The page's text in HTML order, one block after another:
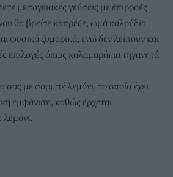
μεσογειακές γεύσεις με επιρροές
θα βρείτε καπρέζε, ωμά καλούδια
φυσικά ζυμαρικά, ενώ δεν λείπουν και
επιλογές όπως καλαμαράκια τηγανητά
με σορμπέ λεμόνι, το οποίο έχει
εμφάνιση, καθώς έρχεται